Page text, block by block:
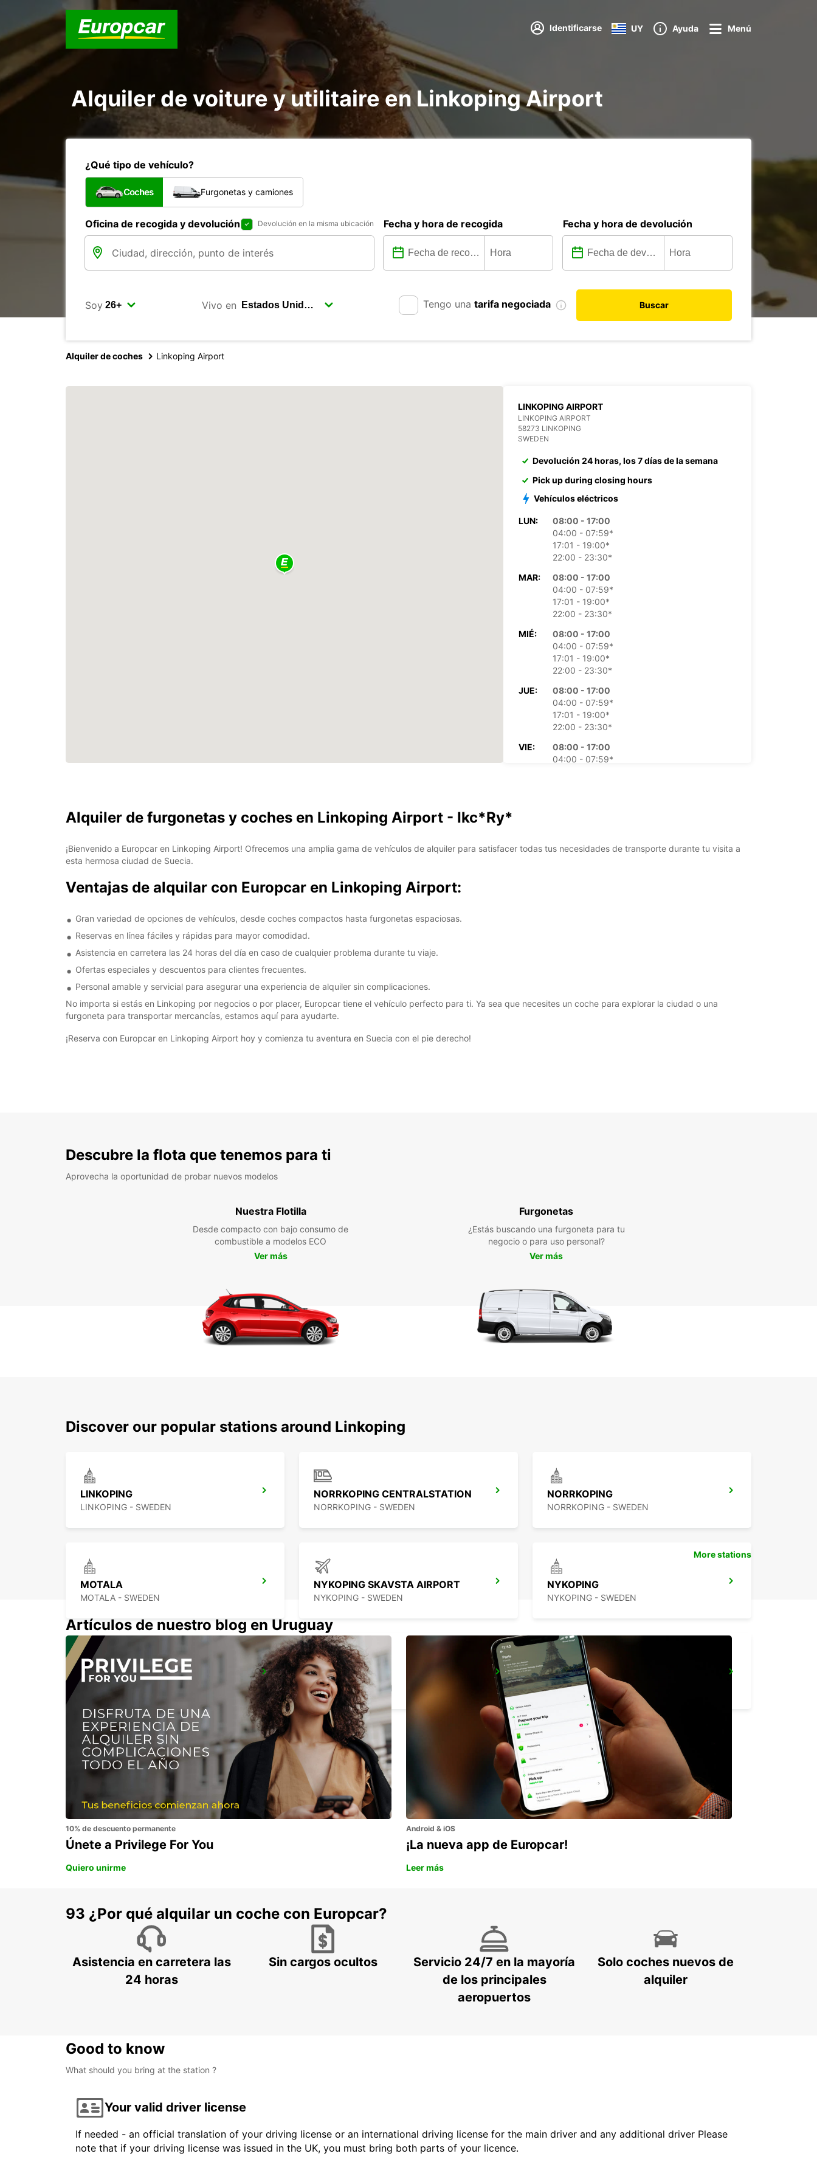
Identificarse UY Ayuda Menú
Alquiler de voiture y utilitaire en Linkoping Airport
¿Qué tipo de vehículo?
Coches Furgonetas y camiones
Oficina de recogida y devolución Devolución en la misma ubicación Fecha y hora de recogida Fecha y hora de devolución
Soy Vivo en Tengo una tarifa negociada Buscar
Alquiler de coches Linkoping Airport
LINKOPING AIRPORT
LINKOPING AIRPORT
58273 LINKOPING
SWEDEN
Devolución 24 horas, los 7 días de la semana
Pick up during closing hours
Vehículos eléctricos
LUN:
08:00 - 17:00
04:00 - 07:59*
17:01 - 19:00*
22:00 - 23:30*
MAR:
08:00 - 17:00
04:00 - 07:59*
17:01 - 19:00*
22:00 - 23:30*
MIÉ:
08:00 - 17:00
04:00 - 07:59*
17:01 - 19:00*
22:00 - 23:30*
JUE:
08:00 - 17:00
04:00 - 07:59*
17:01 - 19:00*
22:00 - 23:30*
VIE:
08:00 - 17:00
04:00 - 07:59*
DOM:
Cerrado
Alquiler de furgonetas y coches en Linkoping Airport - Ikc*Ry*
¡Bienvenido a Europcar en Linkoping Airport! Ofrecemos una amplia gama de vehículos de alquiler para satisfacer todas tus necesidades de transporte durante tu visita a
esta hermosa ciudad de Suecia.
Ventajas de alquilar con Europcar en Linkoping Airport:
Gran variedad de opciones de vehículos, desde coches compactos hasta furgonetas espaciosas.
Reservas en línea fáciles y rápidas para mayor comodidad.
Asistencia en carretera las 24 horas del día en caso de cualquier problema durante tu viaje.
Ofertas especiales y descuentos para clientes frecuentes.
Personal amable y servicial para asegurar una experiencia de alquiler sin complicaciones.
No importa si estás en Linkoping por negocios o por placer, Europcar tiene el vehículo perfecto para ti. Ya sea que necesites un coche para explorar la ciudad o una
furgoneta para transportar mercancías, estamos aquí para ayudarte.
¡Reserva con Europcar en Linkoping Airport hoy y comienza tu aventura en Suecia con el pie derecho!
Descubre la flota que tenemos para ti
Aprovecha la oportunidad de probar nuevos modelos
Nuestra Flotilla
Desde compacto con bajo consumo de
combustible a modelos ECO
Ver más
Furgonetas
¿Estás buscando una furgoneta para tu
negocio o para uso personal?
Ver más
Discover our popular stations around Linkoping
LINKOPING
LINKOPING - SWEDEN
NORRKOPING CENTRALSTATION
NORRKOPING - SWEDEN
NORRKOPING
NORRKOPING - SWEDEN
MOTALA
MOTALA - SWEDEN
NYKOPING SKAVSTA AIRPORT
NYKOPING - SWEDEN
NYKOPING
NYKOPING - SWEDEN
OREBRO AIRPORT
OREBRO - SWEDEN
NASSJO
NASSJO - SWEDEN
OREBRO
OREBRO - SWEDEN
More stations
Artículos de nuestro blog en Uruguay
10% de descuento permanente
Únete a Privilege For You
Quiero unirme
Android & iOS
¡La nueva app de Europcar!
Leer más
93 ¿Por qué alquilar un coche con Europcar?
Asistencia en carretera las
24 horas
Sin cargos ocultos
Servicio 24/7 en la mayoría
de los principales
aeropuertos
Solo coches nuevos de
alquiler
Good to know
What should you bring at the station ?
Your valid driver license
If needed - an official translation of your driving license or an international driving license for the main driver and any additional driver Please
note that if your driving license was issued in the UK, you must bring both parts of your licence.